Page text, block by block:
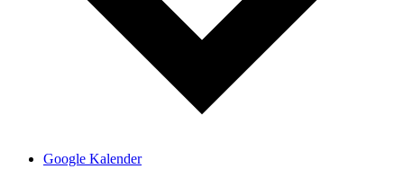
Google Kalender